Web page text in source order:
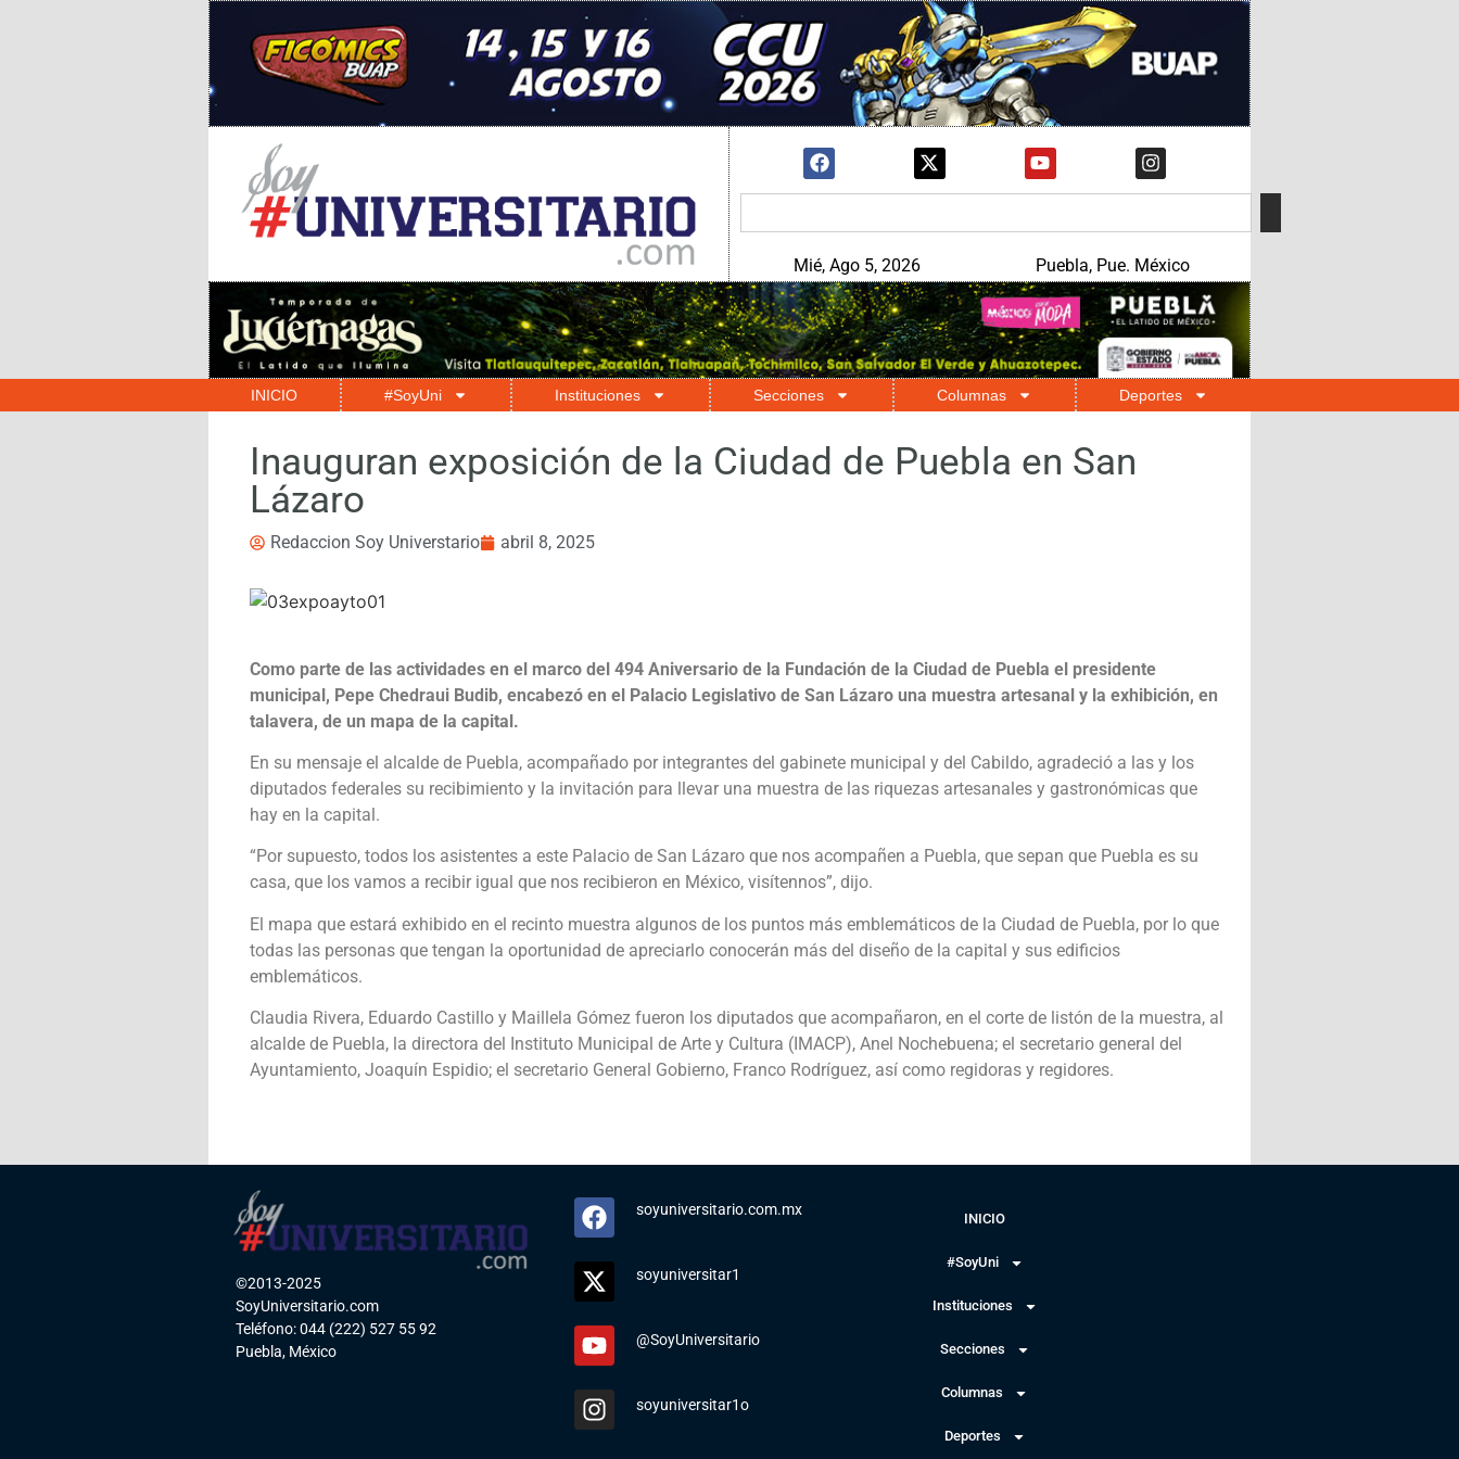
Mié, Ago 5, 2026 Puebla, Pue. México
INICIO #SoyUni Instituciones Secciones Columnas Deportes
Inauguran exposición de la Ciudad de Puebla en San
Lázaro
Redaccion Soy Universtario abril 8, 2025
Como parte de las actividades en el marco del 494 Aniversario de la Fundación de la Ciudad de Puebla el presidente
municipal, Pepe Chedraui Budib, encabezó en el Palacio Legislativo de San Lázaro una muestra artesanal y la exhibición, en
talavera, de un mapa de la capital.
En su mensaje el alcalde de Puebla, acompañado por integrantes del gabinete municipal y del Cabildo, agradeció a las y los
diputados federales su recibimiento y la invitación para llevar una muestra de las riquezas artesanales y gastronómicas que
hay en la capital.
“Por supuesto, todos los asistentes a este Palacio de San Lázaro que nos acompañen a Puebla, que sepan que Puebla es su
casa, que los vamos a recibir igual que nos recibieron en México, visítennos”, dijo.
El mapa que estará exhibido en el recinto muestra algunos de los puntos más emblemáticos de la Ciudad de Puebla, por lo que
todas las personas que tengan la oportunidad de apreciarlo conocerán más del diseño de la capital y sus edificios
emblemáticos.
Claudia Rivera, Eduardo Castillo y Maillela Gómez fueron los diputados que acompañaron, en el corte de listón de la muestra, al
alcalde de Puebla, la directora del Instituto Municipal de Arte y Cultura (IMACP), Anel Nochebuena; el secretario general del
Ayuntamiento, Joaquín Espidio; el secretario General Gobierno, Franco Rodríguez, así como regidoras y regidores.
©2013-2025
SoyUniversitario.com
Teléfono: 044 (222) 527 55 92
Puebla, México
soyuniversitario.com.mx
soyuniversitar1
@SoyUniversitario
soyuniversitar1o
INICIO
#SoyUni
Instituciones
Secciones
Columnas
Deportes